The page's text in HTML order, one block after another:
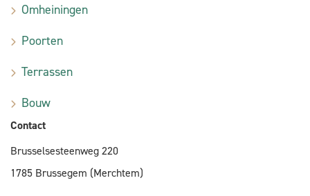
Omheiningen
Poorten
Terrassen
Bouw
Contact
Brusselsesteenweg 220
1785 Brussegem (Merchtem)